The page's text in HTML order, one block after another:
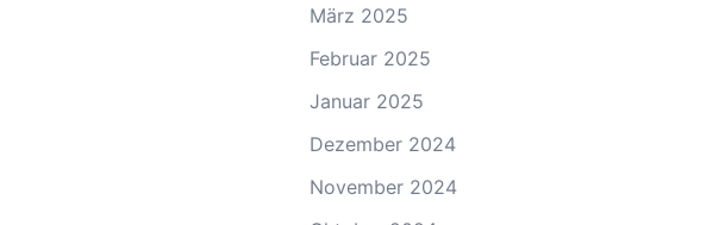
März 2025
Februar 2025
Januar 2025
Dezember 2024
November 2024